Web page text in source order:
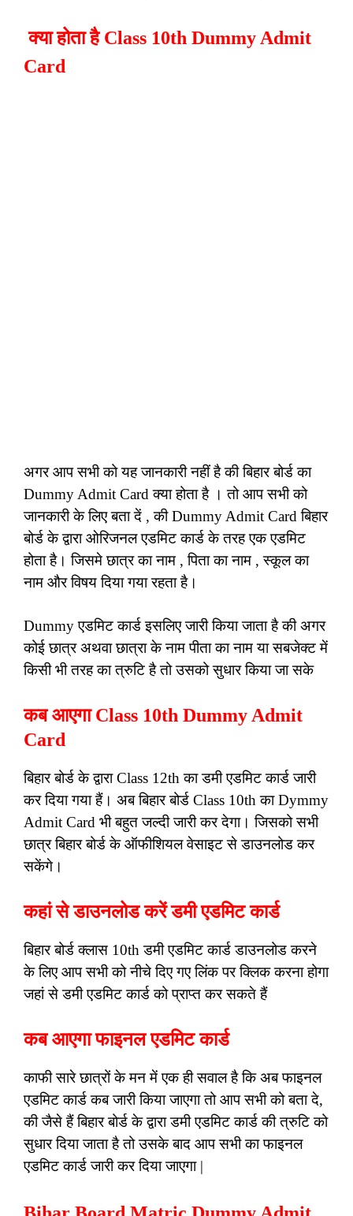
क्या होता है Class 10th Dummy Admit
Card
अगर आप सभी को यह जानकारी नहीं है की बिहार बोर्ड का
Dummy Admit Card क्या होता है । तो आप सभी को
जानकारी के लिए बता दें , की Dummy Admit Card बिहार
बोर्ड के द्वारा ओरिजनल एडमिट कार्ड के तरह एक एडमिट
होता है। जिसमे छात्र का नाम , पिता का नाम , स्कूल का
नाम और विषय दिया गया रहता है।
Dummy एडमिट कार्ड इसलिए जारी किया जाता है की अगर
कोई छात्र अथवा छात्रा के नाम पीता का नाम या सबजेक्ट में
किसी भी तरह का त्रुटि है तो उसको सुधार किया जा सके
कब आएगा Class 10th Dummy Admit
Card
बिहार बोर्ड के द्वारा Class 12th का डमी एडमिट कार्ड जारी
कर दिया गया हैं। अब बिहार बोर्ड Class 10th का Dymmy
Admit Card भी बहुत जल्दी जारी कर देगा। जिसको सभी
छात्र बिहार बोर्ड के ऑफीशियल वेसाइट से डाउनलोड कर
सकेंगे।
कहां से डाउनलोड करें डमी एडमिट कार्ड
बिहार बोर्ड क्लास 10th डमी एडमिट कार्ड डाउनलोड करने
के लिए आप सभी को नीचे दिए गए लिंक पर क्लिक करना होगा
जहां से डमी एडमिट कार्ड को प्राप्त कर सकते हैं
कब आएगा फाइनल एडमिट कार्ड
काफी सारे छात्रों के मन में एक ही सवाल है कि अब फाइनल
एडमिट कार्ड कब जारी किया जाएगा तो आप सभी को बता दे,
की जैसे हैं बिहार बोर्ड के द्वारा डमी एडमिट कार्ड की त्रुटि को
सुधार दिया जाता है तो उसके बाद आप सभी का फाइनल
एडमिट कार्ड जारी कर दिया जाएगा |